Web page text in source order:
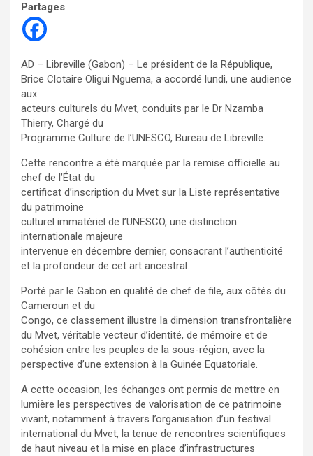
Partages
AD – Libreville (Gabon) – Le président de la République,
Brice Clotaire Oligui Nguema, a accordé lundi, une audience
aux
acteurs culturels du Mvet, conduits par le Dr Nzamba
Thierry, Chargé du
Programme Culture de l’UNESCO, Bureau de Libreville.
Cette rencontre a été marquée par la remise officielle au
chef de l’État du
certificat d’inscription du Mvet sur la Liste représentative
du patrimoine
culturel immatériel de l’UNESCO, une distinction
internationale majeure
intervenue en décembre dernier, consacrant l’authenticité
et la profondeur de cet art ancestral.
Porté par le Gabon en qualité de chef de file, aux côtés du
Cameroun et du
Congo, ce classement illustre la dimension transfrontalière
du Mvet, véritable vecteur d’identité, de mémoire et de
cohésion entre les peuples de la sous-région, avec la
perspective d’une extension à la Guinée Equatoriale.
A cette occasion, les échanges ont permis de mettre en
lumière les perspectives de valorisation de ce patrimoine
vivant, notamment à travers l’organisation d’un festival
international du Mvet, la tenue de rencontres scientifiques
de haut niveau et la mise en place d’infrastructures